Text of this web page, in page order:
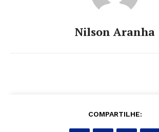
Nilson Aranha
COMPARTILHE: